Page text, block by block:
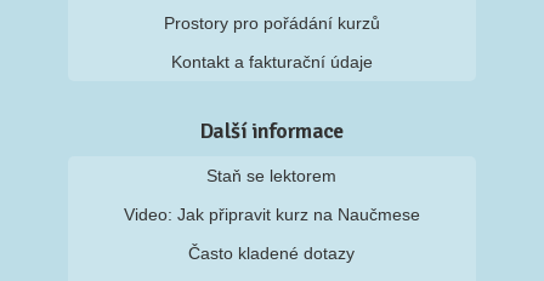
Prostory pro pořádání kurzů
Kontakt a fakturační údaje
Další informace
Staň se lektorem
Video: Jak připravit kurz na Naučmese
Často kladené dotazy